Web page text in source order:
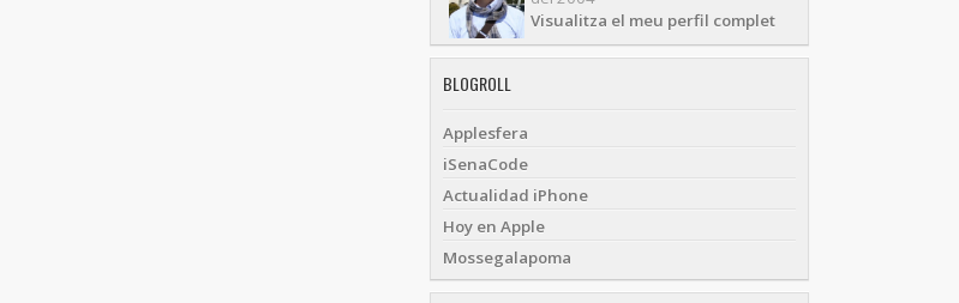
Visualitza el meu perfil complet
BLOGROLL
Applesfera
iSenaCode
Actualidad iPhone
Hoy en Apple
Mossegalapoma